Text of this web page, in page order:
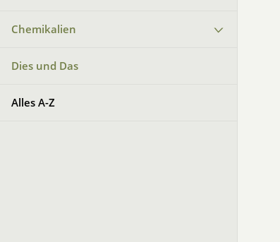
Chemikalien
Dies und Das
Alles A-Z